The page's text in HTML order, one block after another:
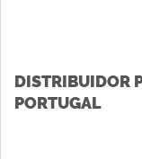
DISTRIBUIDOR
PORTUGAL